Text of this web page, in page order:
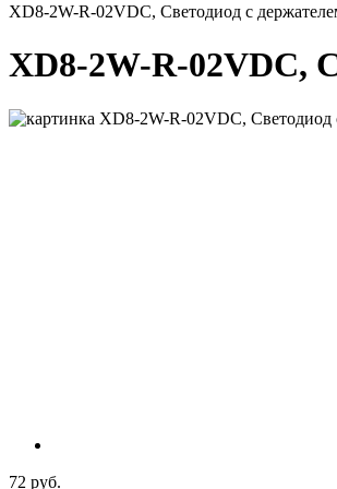
XD8-2W-R-02VDC, Светодиод с
XD8-2W-R-02VDC,
72 руб.